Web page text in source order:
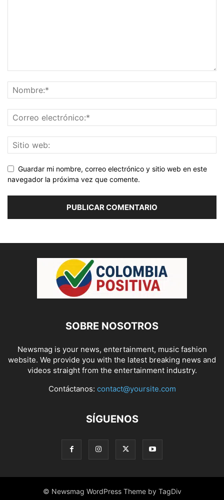
Guardar mi nombre, correo electrónico y sitio web en este
navegador la próxima vez que comente.
SOBRE NOSOTROS
Newsmag is your news, entertainment, music fashion
website. We provide you with the latest breaking news and
videos straight from the entertainment industry.
Contáctanos: contact@yoursite.com
SÍGUENOS
© Newsmag WordPress Theme by TagDiv